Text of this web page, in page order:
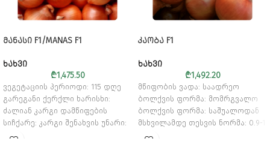
ᲛᲐᲜᲐᲡᲘ F1/MANAS F1
ᲮᲐᲮᲕᲘ
₾1,475.50
ვეგეტაციის პერიოდი: 115 დღე
გარეგანი ქერქლი ხარისხი:
ძალიან კარგი დამწიფების
სიჩქარე: კარგი შენახვის უნარი:
კარგი ქერქის ფერი: მუქი
ᲙᲐᲝᲑᲐ F1
ᲮᲐᲮᲕᲘ
₾1,492.20
მწიფობის ვადა: საადრეო
ბოლქვის ფორმა: მომრგვალო
ბოლქვის ფორმა: საშუალოდან
მსხვილამდე თესვის ნორმა: 0.9-1
მილიონი თესლი 1ჰა-ზე